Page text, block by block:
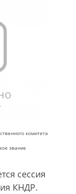
комитета
звание
сессия
КНДР.